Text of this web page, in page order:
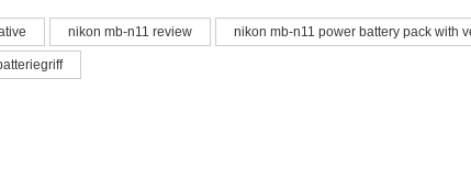
Bu ürüne ilk yorumu siz yapın!
yetersiz gördüğünüz noktaları öneri formunu kullanarak tarafımıza
nikon mb-n11 review nikon mb-n11 power battery pack with